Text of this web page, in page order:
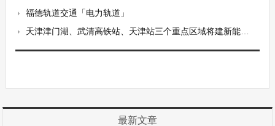
福德轨道交通「电力轨道」
天津津门湖、武清高铁站、天津站三个重点区域将建新能源车充换电示范站
最新文章